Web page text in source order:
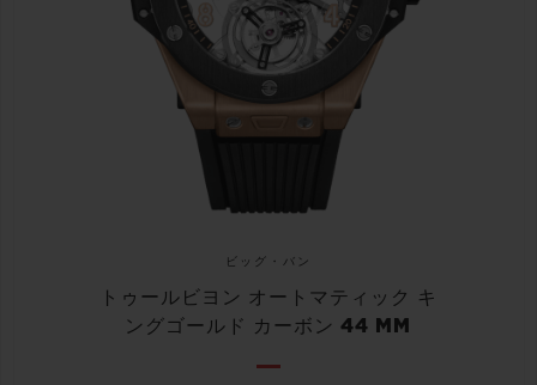
ビッグ・バン
トゥールビヨン オートマティック キ
ングゴールド カーボン 44 MM